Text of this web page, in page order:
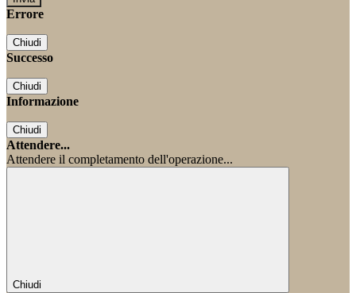
Errore
Chiudi
Successo
Chiudi
Informazione
Chiudi
Attendere...
Attendere il completamento dell'operazione...
Chiudi